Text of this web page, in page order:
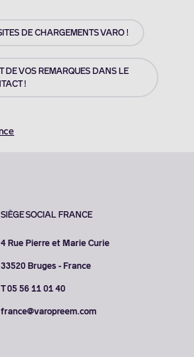
DE CHARGEMENTS VARO !
DE VOS REMARQUES DANS LE
!
SIÈGE SOCIAL FRANCE
4 Rue Pierre et Marie Curie
33520 Bruges - France
T 05 56 11 01 40
france@varopreem.com